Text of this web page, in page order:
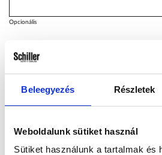
Beleegyezés Részletek
Weboldalunk sütiket használ
Sütiket használunk a tartalmak és
Opcionális
Emailben és telefonon
E-mailben